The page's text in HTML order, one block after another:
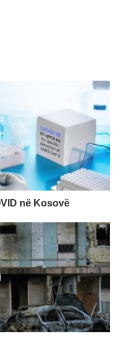
në Kosovë